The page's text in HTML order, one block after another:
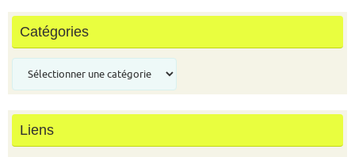
Catégories
Liens